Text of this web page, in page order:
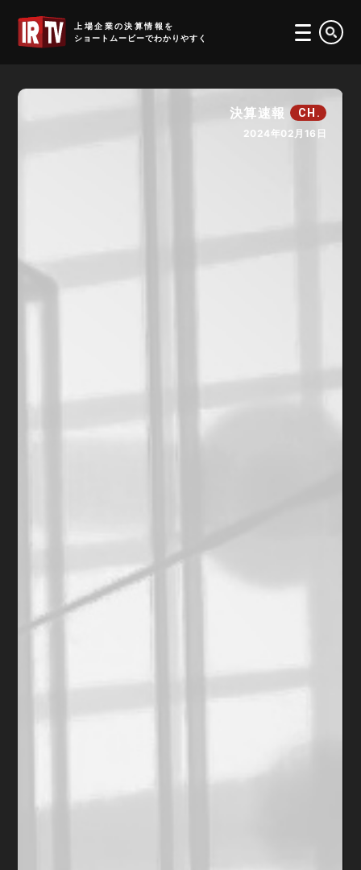
上場企業の決算情報を
ショートムービーでわかりやすく
決算速報 CH.
2024年02月16日